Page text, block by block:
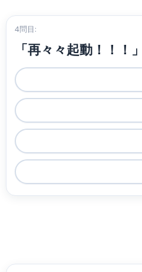
4問目:
「再々々起動！！